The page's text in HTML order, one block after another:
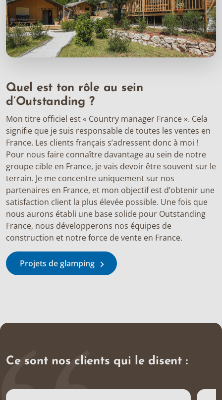
Quel est ton rôle au sein
d’Outstanding ?
Mon titre officiel est « Country manager France ». Cela
signifie que je suis responsable de toutes les ventes en
France. Les clients français s’adressent donc à moi !
Pour nous faire connaître davantage au sein de notre
groupe cible en France, je vais devoir être souvent sur le
terrain. Je me concentre uniquement sur nos
partenaires en France, et mon objectif est d’obtenir une
satisfaction client la plus élevée possible. Une fois que
nous aurons établi une base solide pour Outstanding
France, nous développerons nos équipes de
construction et notre force de vente en France.
Projets de glamping
Ce sont nos clients qui le disent :